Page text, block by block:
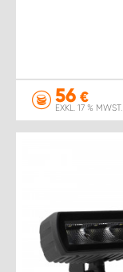
56 €
EXKL. 17 % MWST.